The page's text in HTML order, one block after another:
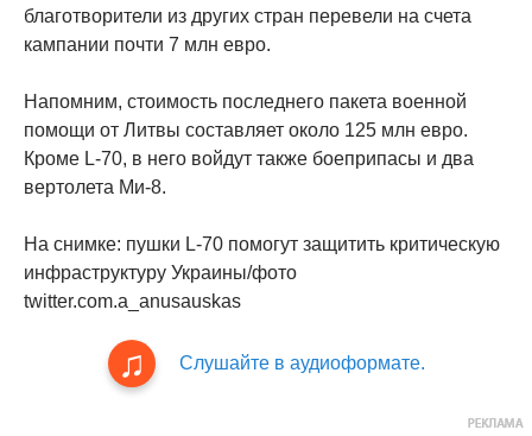
благотворители из других стран перевели на счета
кампании почти 7 млн евро.
Напомним, стоимость последнего пакета военной
помощи от Литвы составляет около 125 млн евро.
Кроме L-70, в него войдут также боеприпасы и два
вертолета Ми-8.
На снимке: пушки L-70 помогут защитить критическую
инфраструктуру Украины/фото
twitter.com.a_anusauskas
Слушайте в аудиоформате.